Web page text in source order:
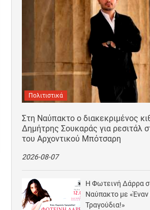
Πολιτιστικά
Στη Ναύπακτο ο διακεκριμένος
Δημήτρης Σουκαράς για ρεσιτάλ
του Αρχοντικού Μπότσαρη
2026-08-07
Η Φωτεινή Δάρρα
Ναύπακτο με
Τραγούδια!»